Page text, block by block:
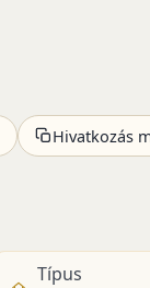
Hivatkozás
Típus